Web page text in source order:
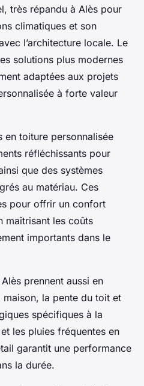
très répandu à Alès pour
climatiques et son
l’architecture locale. Le
solutions plus modernes
adaptées aux projets
à forte valeur
en toiture personnalisée
réfléchissants pour
que des systèmes
au matériau. Ces
pour offrir un confort
maîtrisant les coûts
importants dans le
prennent aussi en
maison, la pente du toit et
spécifiques à la
les pluies fréquentes en
garantit une performance
la durée.